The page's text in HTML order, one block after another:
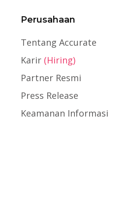
Perusahaan
Tentang Accurate
Karir (Hiring)
Partner Resmi
Press Release
Keamanan Informasi